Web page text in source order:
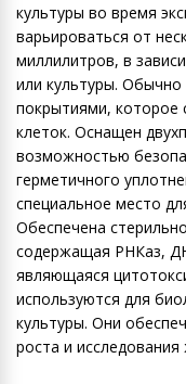
культуры во время
варьироваться от
миллилитров, в
или культуры.
покрытиями, которое
клеток. Оснащен
возможностью
герметичного
специальное место
Обеспечена
содержащая РНКаз,
являющаяся
используются для
культуры. Они
роста и